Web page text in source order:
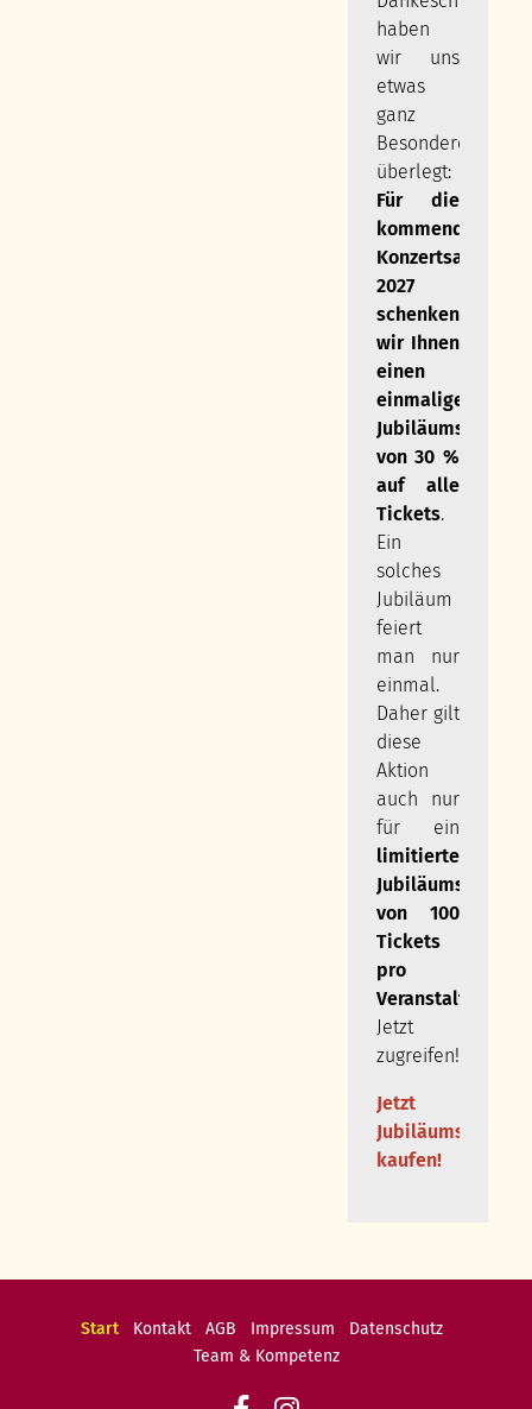
haben
wir uns
etwas
ganz
Besonderes
überlegt:
Für die
kommende
Konzertsaison
2027
schenken
wir Ihnen
einen
einmaligen
Jubiläumsrabatt
von 30 %
auf alle
Tickets.
Ein
solches
Jubiläum
feiert
man nur
einmal.
Daher gilt
diese
Aktion
auch nur
für ein
limitiertes
von 100
Tickets
pro
Veranstaltung
Jetzt
zugreifen!
Jetzt
Jubiläumstickets
kaufen!
Navigation
Start Kontakt AGB Impressum
Datenschutz
Team & Kompetenz